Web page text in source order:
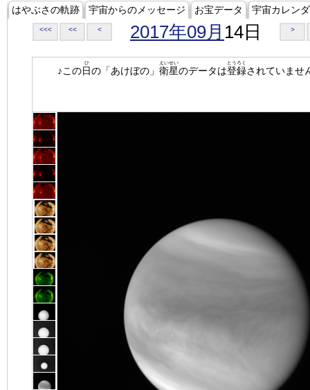
はやぶさの軌跡 宇宙からのメッセージ お宝データ 宇宙カレン
<<< << < 2017年09月 14日 >
♪この日
ひ
の「あけぼの」 衛星
えいせい
のデータは登録
とうろく
されていませ